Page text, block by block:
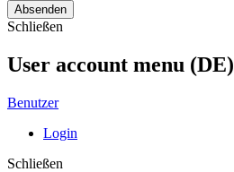
Absenden
Schließen
User account menu (DE)
Benutzer
Login
Schließen